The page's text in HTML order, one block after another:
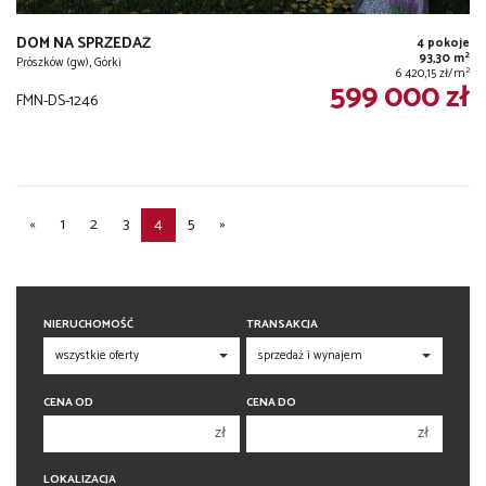
DOM NA SPRZEDAŻ
Prószków (gw), Górki
4 pokoje
93,30 m2
6 420,15 zł/m2
FMN-DS-1246 599 000 zł
« 1 2 3 4 5 »
NIERUCHOMOŚĆ TRANSAKCJA
CENA OD
zł
CENA DO
zł
LOKALIZACJA